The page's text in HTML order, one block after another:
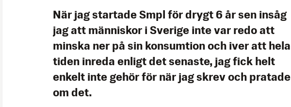
När jag startade Smpl för drygt 6 år sen insåg
jag att människor i Sverige inte var redo att
minska ner på sin konsumtion och iver att hela
tiden inreda enligt det senaste, jag fick helt
enkelt inte gehör för när jag skrev och pratade
om det.